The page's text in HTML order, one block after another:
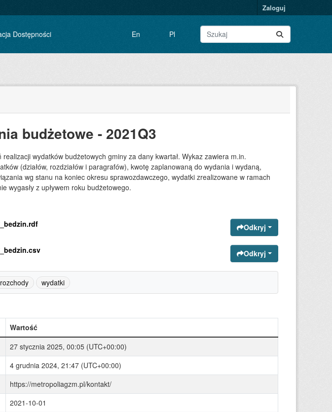
Zaloguj
Dostępności En Pl
budżetowe - 2021Q3
wydatków budżetowych gminy za dany kwartał. Wykaz zawiera m.in.
(działów, rozdziałów i paragrafów), kwotę zaplanowaną do wydania i wydaną,
wg stanu na koniec okresu sprawozdawczego, wydatki zrealizowane w ramach
wygasły z upływem roku budżetowego.
Odkryj
Odkryj
rozchody wydatki
Wartość
27 stycznia 2025, 00:05 (UTC+00:00)
4 grudnia 2024, 21:47 (UTC+00:00)
https://metropoliagzm.pl/kontakt/
2021-10-01